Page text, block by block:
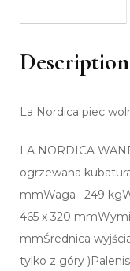
Description
La Nordica piec
LA NORDICA
ogrzewana
mmWaga : 249
465 x 320
mmŚrednica
tylko z góry